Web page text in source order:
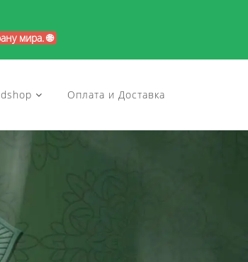
мира. 🌐
Оплата и Доставка